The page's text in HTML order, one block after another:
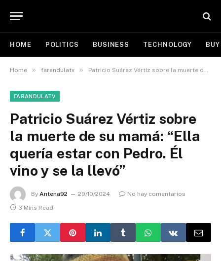
HOME POLITICS BUSINESS TECHNOLOGY
Home » farandulatv » Patricio Suárez Vértiz sobre la muerte de su mamá: “Ella quería estar con Pedro. Él vino y se la llevó”
FARANDULATV
Patricio Suárez Vértiz sobre
la muerte de su mamá: “Ella
quería estar con Pedro. Él
vino y se la llevó”
By Antena92 29/10/2024
No hay comentarios
3 Mins Read